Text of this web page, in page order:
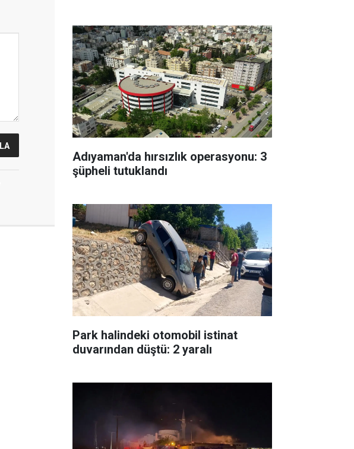
Adıyaman'da hırsızlık operasyonu: 3
şüpheli tutuklandı
Park halindeki otomobil istinat
duvarından düştü: 2 yaralı